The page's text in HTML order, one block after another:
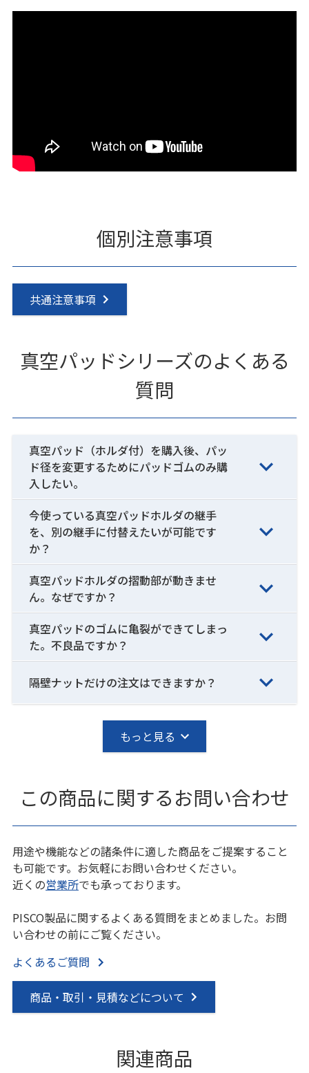
個別注意事項
共通注意事項
真空パッドシリーズのよくある
質問
真空パッド（ホルダ付）を購入後、パッ
ド径を変更するためにパッドゴムのみ購
入したい。
今使っている真空パッドホルダの継手
を、別の継手に付替えたいが可能です
か？
真空パッドホルダの摺動部が動きませ
ん。なぜですか？
真空パッドのゴムに亀裂ができてしまっ
た。不良品ですか？
隔壁ナットだけの注文はできますか？
もっと見る
この商品に関するお問い合わせ
用途や機能などの諸条件に適した商品をご提案すること
も可能です。お気軽にお問い合わせください。
近くの営業所でも承っております。
PISCO製品に関するよくある質問をまとめました。お問
い合わせの前にご覧ください。
よくあるご質問
商品・取引・見積などについて
関連商品